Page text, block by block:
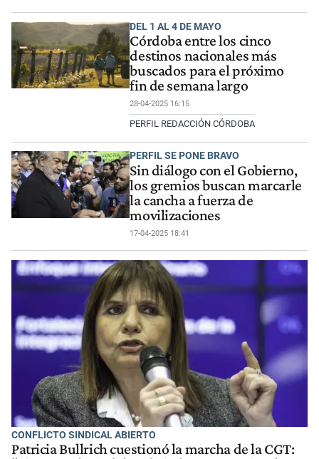
DEL 1 AL 4 DE MAYO
Córdoba entre los cinco
destinos nacionales más
buscados para el próximo
fin de semana largo
28-04-2025 16:15
PERFIL REDACCIÓN CÓRDOBA
PERFIL SE PONE BRAVO
Sin diálogo con el Gobierno,
los gremios buscan marcarle
la cancha a fuerza de
movilizaciones
17-04-2025 18:41
CONFLICTO SINDICAL ABIERTO
Patricia Bullrich cuestionó la marcha de la CGT: